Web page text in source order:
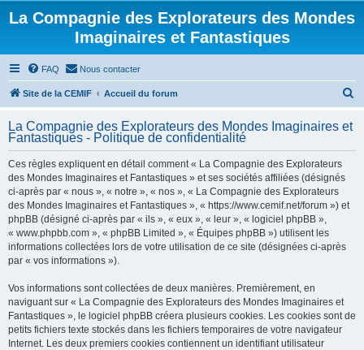
La Compagnie des Explorateurs des Mondes
Imaginaires et Fantastiques
FAQ Nous contacter
Site de la CEMIF Accueil du forum
h
La Compagnie des Explorateurs des Mondes Imaginaires et
Fantastiques - Politique de confidentialité
Ces règles expliquent en détail comment « La Compagnie des Explorateurs
des Mondes Imaginaires et Fantastiques » et ses sociétés affiliées (désignés
ci-après par « nous », « notre », « nos », « La Compagnie des Explorateurs
des Mondes Imaginaires et Fantastiques », « https://www.cemif.net/forum ») et
phpBB (désigné ci-après par « ils », « eux », « leur », « logiciel phpBB »,
« www.phpbb.com », « phpBB Limited », « Équipes phpBB ») utilisent les
informations collectées lors de votre utilisation de ce site (désignées ci-après
par « vos informations »).
Vos informations sont collectées de deux manières. Premièrement, en
naviguant sur « La Compagnie des Explorateurs des Mondes Imaginaires et
Fantastiques », le logiciel phpBB créera plusieurs cookies. Les cookies sont de
petits fichiers texte stockés dans les fichiers temporaires de votre navigateur
Internet. Les deux premiers cookies contiennent un identifiant utilisateur